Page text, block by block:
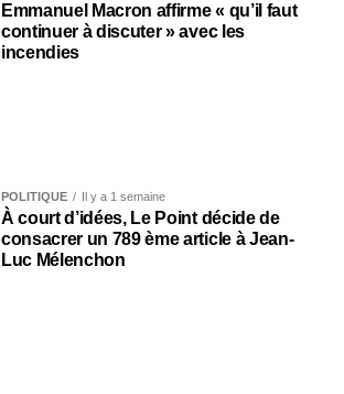
Emmanuel Macron affirme « qu’il faut
continuer à discuter » avec les
incendies
POLITIQUE Il y a 1 semaine
À court d’idées, Le Point décide de
consacrer un 789 ème article à Jean-
Luc Mélenchon